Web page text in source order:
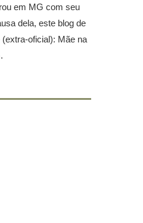
em MG com seu
dela, este blog de
oficial): Mãe na